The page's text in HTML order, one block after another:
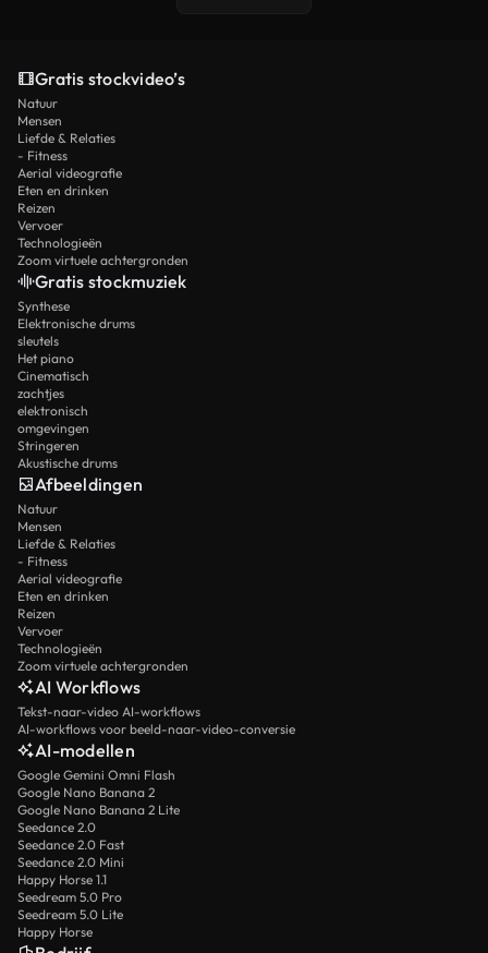
Gratis stockvideo’s
Natuur
Mensen
Liefde & Relaties
- Fitness
Aerial videografie
Eten en drinken
Reizen
Vervoer
Technologieën
Zoom virtuele achtergronden
Gratis stockmuziek
Synthese
Elektronische drums
sleutels
Het piano
Cinematisch
zachtjes
elektronisch
omgevingen
Stringeren
Akustische drums
Afbeeldingen
Natuur
Mensen
Liefde & Relaties
- Fitness
Aerial videografie
Eten en drinken
Reizen
Vervoer
Technologieën
Zoom virtuele achtergronden
AI Workflows
Tekst-naar-video AI-workflows
AI-workflows voor beeld-naar-video-conversie
AI-modellen
Google Gemini Omni Flash
Google Nano Banana 2
Google Nano Banana 2 Lite
Seedance 2.0
Seedance 2.0 Fast
Seedance 2.0 Mini
Happy Horse 1.1
Seedream 5.0 Pro
Seedream 5.0 Lite
Happy Horse